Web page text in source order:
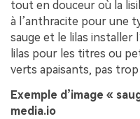
tout en douceur où la
à l’anthracite pour une
sauge et le lilas installer
lilas pour les titres ou
verts apaisants, pas trop
Exemple d’image «
media.io